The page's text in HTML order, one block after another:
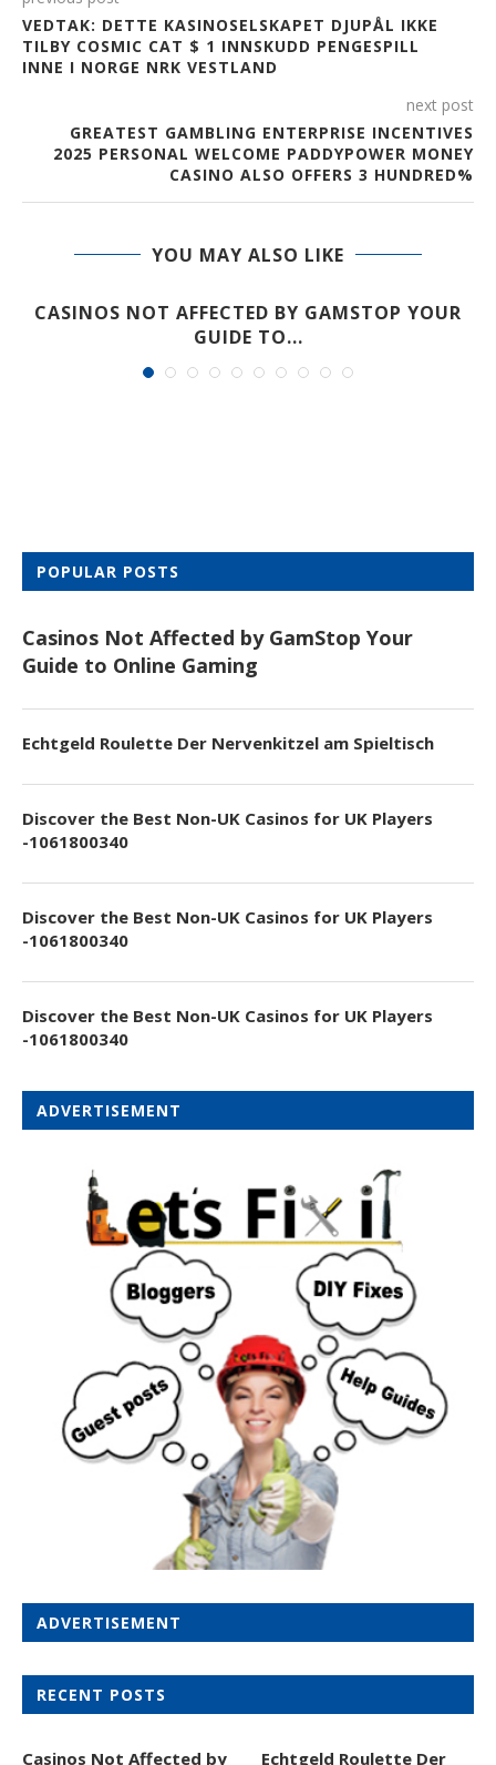
VEDTAK: DETTE KASINOSELSKAPET DJUPÅL IKKE
TILBY COSMIC CAT $ 1 INNSKUDD PENGESPILL
INNE I NORGE NRK VESTLAND
next post
GREATEST GAMBLING ENTERPRISE INCENTIVES
2025 PERSONAL WELCOME PADDYPOWER MONEY
CASINO ALSO OFFERS 3 HUNDRED%
YOU MAY ALSO LIKE
CASINOS NOT AFFECTED BY GAMSTOP YOUR
GUIDE TO...
POPULAR POSTS
Casinos Not Affected by GamStop Your
Guide to Online Gaming
Echtgeld Roulette Der Nervenkitzel am Spieltisch
Discover the Best Non-UK Casinos for UK Players
-1061800340
Discover the Best Non-UK Casinos for UK Players
-1061800340
Discover the Best Non-UK Casinos for UK Players
-1061800340
ADVERTISEMENT
ADVERTISEMENT
RECENT POSTS
Casinos Not Affected by
Echtgeld Roulette Der